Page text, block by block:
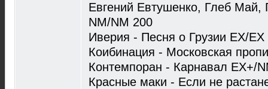
Евгений Евтушенко, Глеб Май,
NM/NM 200
Иверия - Песня о Грузии EX/EX
Коибинация - Московская
Контемпоран - Карнавал EX+/
Красные маки - Если не